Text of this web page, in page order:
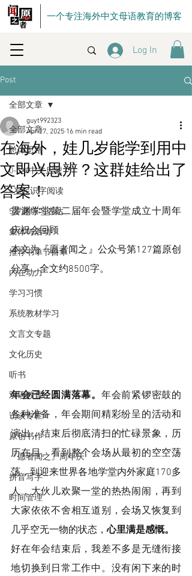
一个专注海外中文母语教育的博客
Log In
Post
全部文章
总体思路
0-5岁中文启蒙
4岁起识字阅读
5岁起练习表达
集体与活动
推荐书单节目单
内在动力
学习习惯
系统教材学习
文言文专题
文化历史
听书
双语教育
访谈专栏
原创书作
『愿者闻之』周年庆
拼音写字
时间管理
全部文章
在海外，娃几岁能学到用中
文即兴思辨？这群娃给出了
答案！
guyt992323
Apr 27, 2025 16 min read
贯渊学堂第二届年会暨学堂成立十周年
庆祝会回顾
本文为『愿者闻之』公众号第127篇原创
分享，全文约8500字。
年会已经圆满落幕。 年会前紧锣密鼓的
各种准备，年会期间精彩纷呈的活动和
演出，结束后彻底清扫的忙碌景象，历
历在目。看到整个会场从最初的空空荡
荡，到迎来世界各地学堂内外家庭170多
人，大伙儿欢聚一堂的热热闹闹，再到
大家依依不舍相互道别，会场又恢复到
几乎空无一物的状态，心里满是感慨。
好在年会结束后，我差不多是无缝衔接
地切换到日常工作中。没有闲下来的时